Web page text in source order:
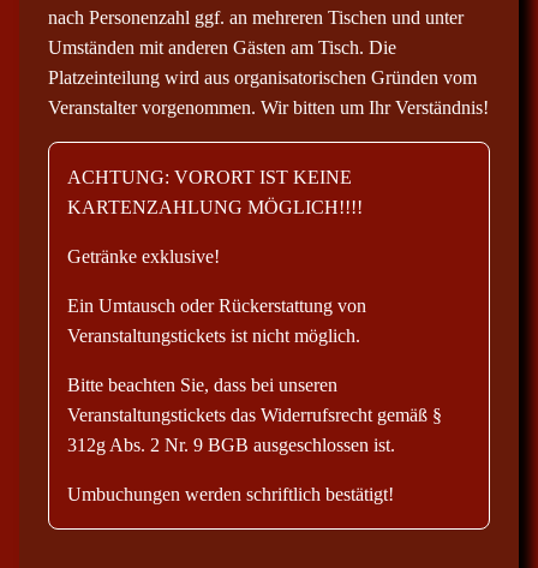
nach Personenzahl ggf. an mehreren Tischen und unter
Umständen mit anderen Gästen am Tisch. Die
Platzeinteilung wird aus organisatorischen Gründen vom
Veranstalter vorgenommen. Wir bitten um Ihr Verständnis!
ACHTUNG: VORORT IST KEINE
KARTENZAHLUNG MÖGLICH!!!!
Getränke exklusive!
Ein Umtausch oder Rückerstattung von
Veranstaltungstickets ist nicht möglich.
Bitte beachten Sie, dass bei unseren
Veranstaltungstickets das Widerrufsrecht gemäß §
312g Abs. 2 Nr. 9 BGB ausgeschlossen ist.
Umbuchungen werden schriftlich bestätigt!